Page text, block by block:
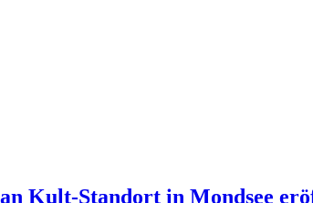
Kult-Standort in Mondsee